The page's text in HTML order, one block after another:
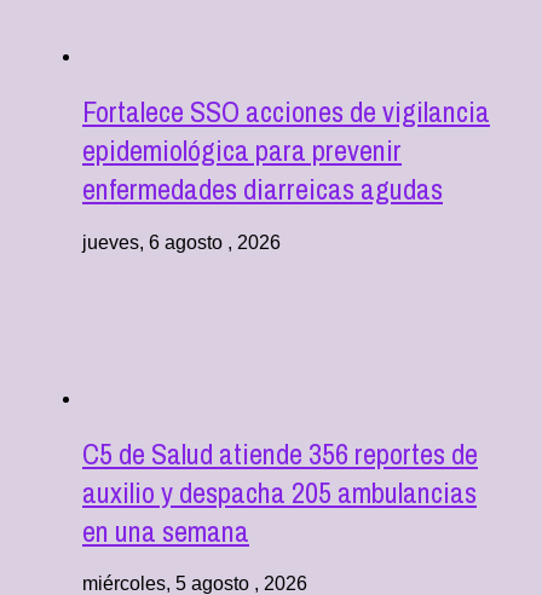
Fortalece SSO acciones de vigilancia
epidemiológica para prevenir
enfermedades diarreicas agudas
jueves, 6 agosto , 2026
C5 de Salud atiende 356 reportes de
auxilio y despacha 205 ambulancias
en una semana
miércoles, 5 agosto , 2026